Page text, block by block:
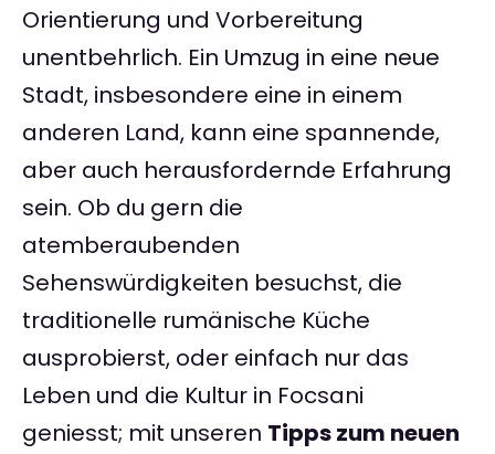
Orientierung und Vorbereitung
unentbehrlich. Ein Umzug in eine neue
Stadt, insbesondere eine in einem
anderen Land, kann eine spannende,
aber auch herausfordernde Erfahrung
sein. Ob du gern die
atemberaubenden
Sehenswürdigkeiten besuchst, die
traditionelle rumänische Küche
ausprobierst, oder einfach nur das
Leben und die Kultur in Focsani
geniesst; mit unseren Tipps zum neuen